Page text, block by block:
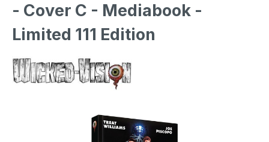
- Cover C - Mediabook -
Limited 111 Edition
Bildergalerie überspringen